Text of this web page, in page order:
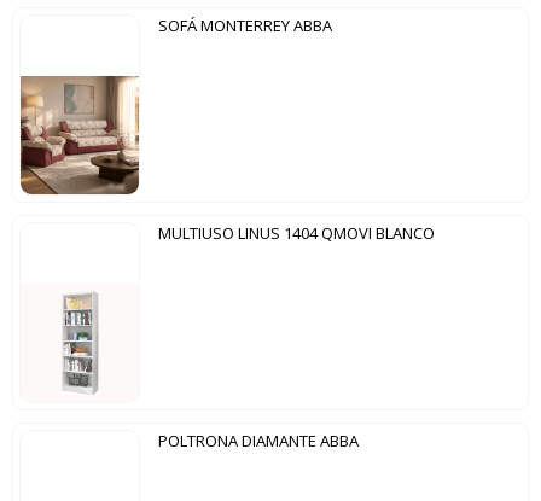
SOFÁ MONTERREY ABBA
MULTIUSO LINUS 1404 QMOVI BLANCO
POLTRONA DIAMANTE ABBA